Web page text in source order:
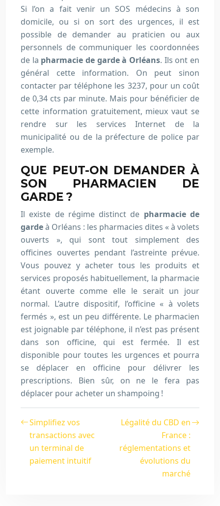
Si l’on a fait venir un SOS médecins à son
domicile, ou si on sort des urgences, il est
possible de demander au praticien ou aux
personnels de communiquer les coordonnées
de la pharmacie de garde à Orléans. Ils ont en
général cette information. On peut sinon
contacter par téléphone les 3237, pour un coût
de 0,34 cts par minute. Mais pour bénéficier de
cette information gratuitement, mieux vaut se
rendre sur les services Internet de la
municipalité ou de la préfecture de police par
exemple.
QUE PEUT-ON DEMANDER À
SON PHARMACIEN DE
GARDE ?
Il existe de régime distinct de pharmacie de
gardeà Orléans : les pharmacies dites « à volets
ouverts », qui sont tout simplement des
officines ouvertes pendant l’astreinte prévue.
Vous pouvez y acheter tous les produits et
services proposés habituellement, la pharmacie
étant ouverte comme elle le serait un jour
normal. L’autre dispositif, l’officine « à volets
fermés », est un peu différente. Le pharmacien
est joignable par téléphone, il n’est pas présent
dans son officine, qui est fermée. Il est
disponible pour toutes les urgences et pourra
se déplacer en officine pour délivrer les
prescriptions. Bien sûr, on ne le fera pas
déplacer pour acheter un shampoing !
Simplifiez vos
transactions avec
un terminal de
paiement intuitif
Légalité du CBD en
France :
réglementations et
évolutions du
marché